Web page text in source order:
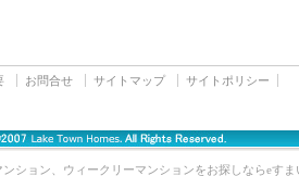
お問合せ サイトマップ サイトポリシー
ンション、ウィークリーマンションをお探しならeすま